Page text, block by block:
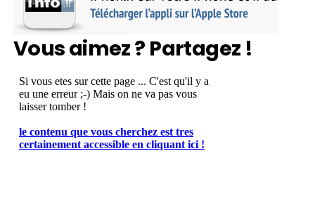
Vous aimez ? Partagez !